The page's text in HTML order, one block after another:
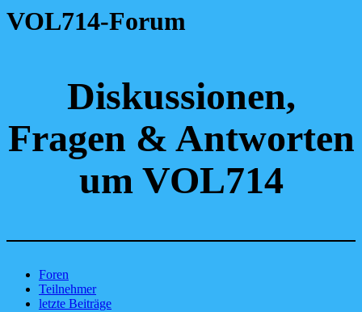
VOL714-Forum
Diskussionen,
Fragen & Antworten
um VOL714
Foren
Teilnehmer
letzte Beiträge